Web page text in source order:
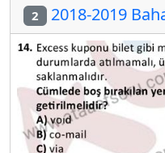
2 2018-2019